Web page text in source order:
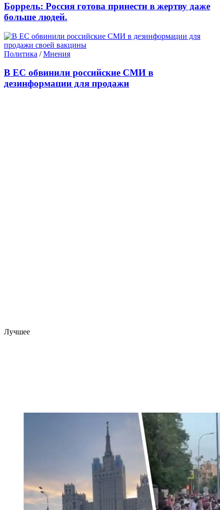
Боррель: Россия готова принести в жертву даже
больше людей.
Политика /Мнения
В ЕС обвинили российские СМИ в
дезинформации для продажи
Лучшее